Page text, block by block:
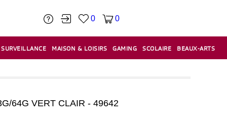
0 0
SURVEILLANCE MAISON & LOISIRS GAMING SCOLAIRE BEAUX-ARTS
64G VERT CLAIR - 49642